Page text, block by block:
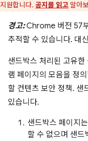
지원합니다. 공지를 읽고 알아
경고:Chrome 버전 57
추적할 수 있습니다. 대신
샌드박스 처리된 고유
램 페이지의 모음을 정
할 컨텐츠 보안 정책. 샌
있습니다.
샌드박스 페이지
할 수 없으며 샌드